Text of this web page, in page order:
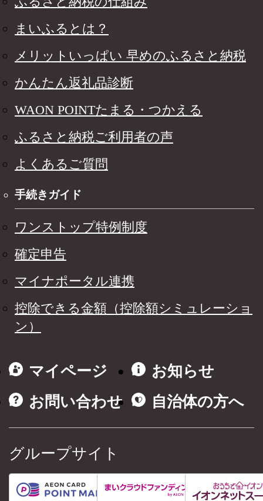
まいふるとは？
メリットいっぱい 早めのふるさと納税
かんたん返礼品診断
WAON POINTたまる・つかえる
ふるさと納税ご利用者の声
よくあるご質問
手続きガイド
ワンストップ特例制度
確定申告
マイナポータル連携
控除できる金額（控除額シミュレーショ
ン）
マイページ
お知らせ
お問い合わせ
自治体の方へ
グループサイト